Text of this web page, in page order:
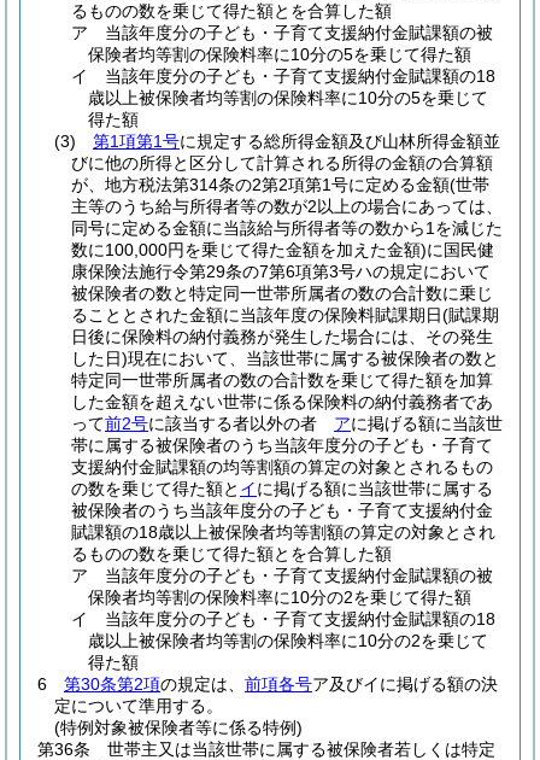
るものの数を乗じて得た額とを合算した額
ア
当該年度分の子ども・子育て支援納付金賦課額の被
保険者均等割の保険料率に10分の5を乗じて得た額
イ
当該年度分の子ども・子育て支援納付金賦課額の18
歳以上被保険者均等割の保険料率に10分の5を乗じて
得た額
(3)
第1項第1号に規定する総所得金額及び山林所得金額並
びに他の所得と区分して計算される所得の金額の合算額
が、地方税法第314条の2第2項第1号に定める金額(世帯
主等のうち給与所得者等の数が2以上の場合にあっては、
同号に定める金額に当該給与所得者等の数から1を減じた
数に100,000円を乗じて得た金額を加えた金額)に国民健
康保険法施行令第29条の7第6項第3号ハの規定において
被保険者の数と特定同一世帯所属者の数の合計数に乗じ
ることとされた金額に当該年度の保険料賦課期日(賦課期
日後に保険料の納付義務が発生した場合には、その発生
した日)現在において、当該世帯に属する被保険者の数と
特定同一世帯所属者の数の合計数を乗じて得た額を加算
した金額を超えない世帯に係る保険料の納付義務者であ
って前2号に該当する者以外の者 アに掲げる額に当該世
帯に属する被保険者のうち当該年度分の子ども・子育て
支援納付金賦課額の均等割額の算定の対象とされるもの
の数を乗じて得た額と イに掲げる額に当該世帯に属する
被保険者のうち当該年度分の子ども・子育て支援納付金
賦課額の18歳以上被保険者均等割額の算定の対象とされ
るものの数を乗じて得た額とを合算した額
ア
当該年度分の子ども・子育て支援納付金賦課額の被
保険者均等割の保険料率に10分の2を乗じて得た額
イ
当該年度分の子ども・子育て支援納付金賦課額の18
歳以上被保険者均等割の保険料率に10分の2を乗じて
得た額
6
第30条第2項の規定は、 前項各号ア及びイに掲げる額の決
定について準用する。
(特例対象被保険者等に係る特例)
第36条
世帯主又は当該世帯に属する被保険者若しくは特定